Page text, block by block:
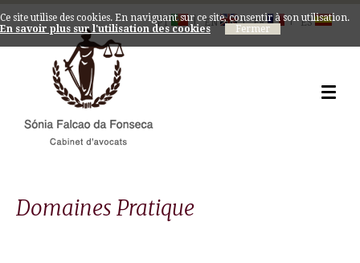
PT | EN | FR | ES
Domaines Pratique
Ce site utilise des cookies. En naviguant sur ce site, consentir à son utilisation.
En savoir plus sur l'utilisation des cookies